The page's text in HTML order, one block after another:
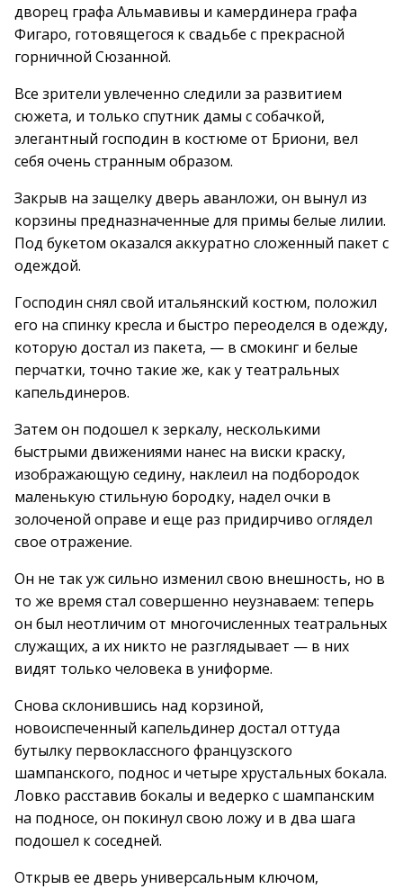
дворец графа Альмавивы и камердинера графа
Фигаро, готовящегося к свадьбе с прекрасной
горничной Сюзанной.
Все зрители увлеченно следили за развитием
сюжета, и только спутник дамы с собачкой,
элегантный господин в костюме от Бриони, вел
себя очень странным образом.
Закрыв на защелку дверь аванложи, он вынул из
корзины предназначенные для примы белые лилии.
Под букетом оказался аккуратно сложенный пакет с
одеждой.
Господин снял свой итальянский костюм, положил
его на спинку кресла и быстро переоделся в одежду,
которую достал из пакета, — в смокинг и белые
перчатки, точно такие же, как у театральных
капельдинеров.
Затем он подошел к зеркалу, несколькими
быстрыми движениями нанес на виски краску,
изображающую седину, наклеил на подбородок
маленькую стильную бородку, надел очки в
золоченой оправе и еще раз придирчиво оглядел
свое отражение.
Он не так уж сильно изменил свою внешность, но в
то же время стал совершенно неузнаваем: теперь
он был неотличим от многочисленных театральных
служащих, а их никто не разглядывает — в них
видят только человека в униформе.
Снова склонившись над корзиной,
новоиспеченный капельдинер достал оттуда
бутылку первоклассного французского
шампанского, поднос и четыре хрустальных бокала.
Ловко расставив бокалы и ведерко с шампанским
на подносе, он покинул свою ложу и в два шага
подошел к соседней.
Открыв ее дверь универсальным ключом,